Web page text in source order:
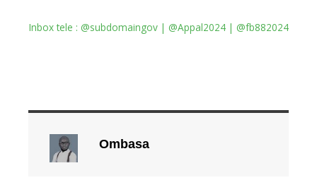
Inbox tele : @subdomaingov | @Appal2024 | @fb882024
Ombasa